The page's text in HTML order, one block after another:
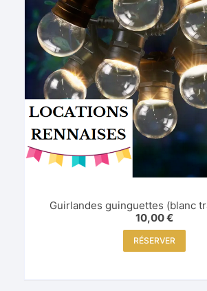
Guirlandes guinguettes (blanc
10,00€
RÉSERVER